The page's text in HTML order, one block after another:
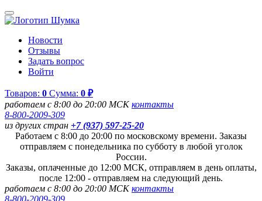
Новости
Отзывы
Задать вопрос
Войти
Товаров: 0 Сумма: 0 ₽
работаем с 8:00 до 20:00 МСКконтакты
8-800-2009-309
из других стран +7 (937) 597-25-20
Работаем с 8:00 до 20:00 по московскому времени. Заказы
отправляем с понедельника по субботу в любой уголок
России.
Заказы, оплаченные до 12:00 МСК, отправляем в день оплаты,
после 12:00 - отправляем на следующий день.
работаем с 8:00 до 20:00 МСКконтакты
8-800-2009-309